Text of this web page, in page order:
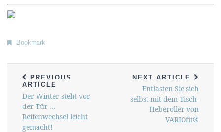
Bookmark
PREVIOUS
ARTICLE
Der Winter steht vor
der Tür …
Reifenwechsel leicht
gemacht!
NEXT ARTICLE
Entlasten Sie sich
selbst mit dem Tisch-
Heberoller von
VARIOfit®